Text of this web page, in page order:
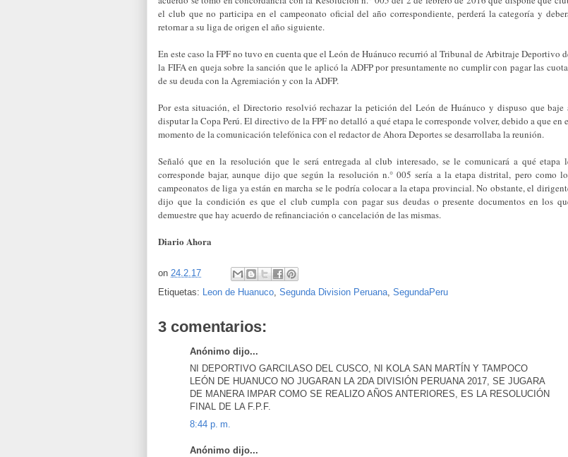
el club que no participa en el campeonato oficial del año correspondiente, perderá la categoría y
retornar a su liga de origen el año siguiente.
En este caso la FPF no tuvo en cuenta que el León de Huánuco recurrió al Tribunal de Arbitraje Deportivo
la FIFA en queja sobre la sanción que le aplicó la ADFP por presuntamente no cumplir con pagar las
de su deuda con la Agremiación y con la ADFP.
Por esta situación, el Directorio resolvió rechazar la petición del León de Huánuco y dispuso que baje
disputar la Copa Perú. El directivo de la FPF no detalló a qué etapa le corresponde volver, debido a que en
momento de la comunicación telefónica con el redactor de Ahora Deportes se desarrollaba la reunión.
Señaló que en la resolución que le será entregada al club interesado, se le comunicará a qué etapa
corresponde bajar, aunque dijo que según la resolución n.° 005 sería a la etapa distrital, pero como
campeonatos de liga ya están en marcha se le podría colocar a la etapa provincial. No obstante, el
dijo que la condición es que el club cumpla con pagar sus deudas o presente documentos en los
demuestre que hay acuerdo de refinanciación o cancelación de las mismas.
Diario Ahora
on 24.2.17
Etiquetas:
Leon de Huanuco Segunda Division Peruana SegundaPeru
3 comentarios:
Anónimo dijo...
NI DEPORTIVO GARCILASO DEL CUSCO, NI KOLA SAN MARTÍN Y TAMPOCO
LEÓN DE HUANUCO NO JUGARAN LA 2DA DIVISIÓN PERUANA 2017, SE JUGARA
DE MANERA IMPAR COMO SE REALIZO AÑOS ANTERIORES, ES LA RESOLUCIÓN
FINAL DE LA F.P.F.
8:44 p. m.
Anónimo dijo...